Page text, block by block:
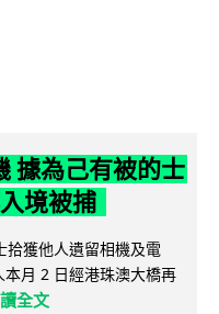
據為己有被的士
境被捕
拾獲他人遺留相機及電
月 2 日經港珠澳大橋再
全文